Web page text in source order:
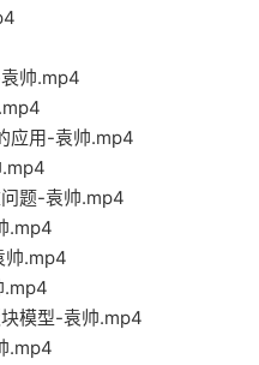
帅.mp4
应用-袁帅.mp4
题-袁帅.mp4
.mp4
帅.mp4
.mp4
模型-袁帅.mp4
.mp4